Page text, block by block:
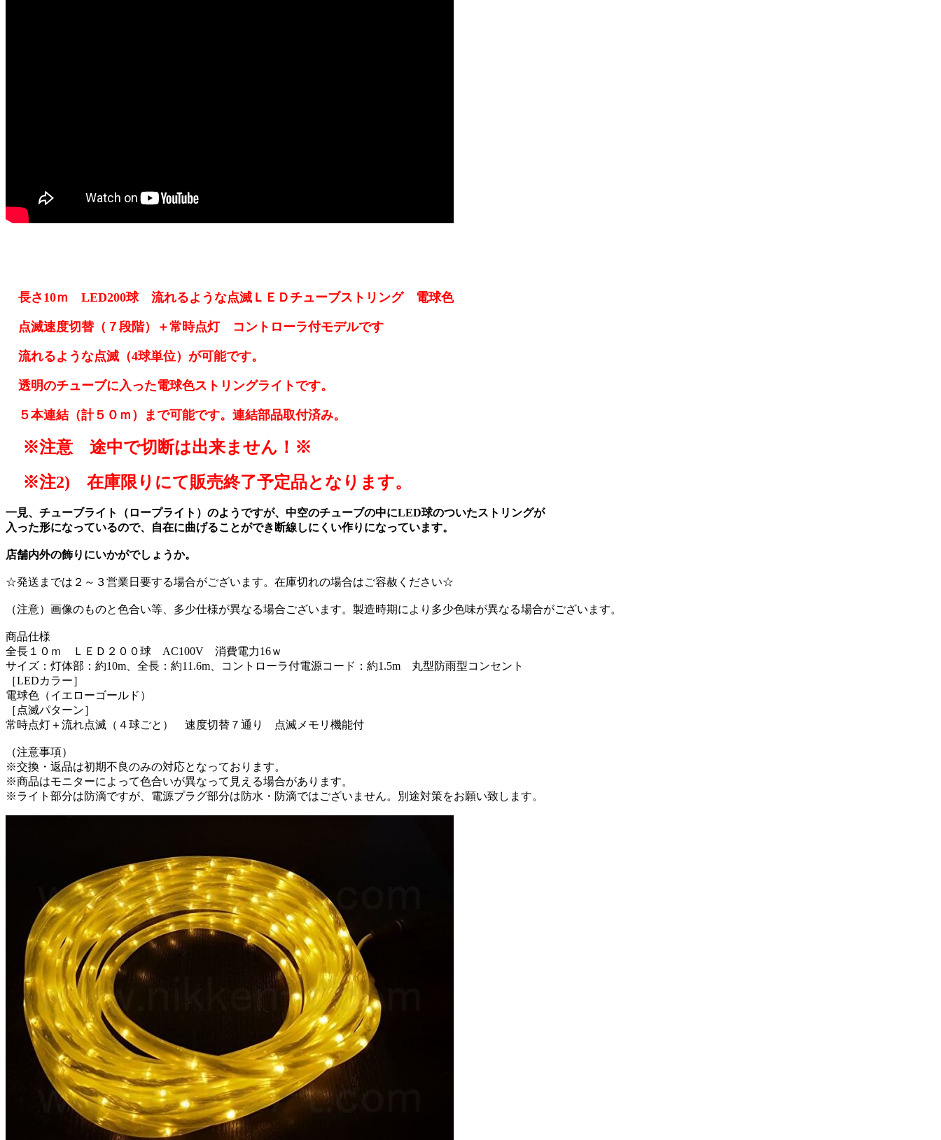
長さ10ｍ LED200球 流れるような点滅ＬＥＤチューブストリング 電球色
点滅速度切替（７段階）＋常時点灯 コントローラ付モデルです
流れるような点滅（4球単位）が可能です。
透明のチューブに入った電球色ストリングライトです。
５本連結（計５０ｍ）まで可能です。連結部品取付済み。
※注意 途中で切断は出来ません！※
※注2) 在庫限りにて販売終了予定品となります。
一見、チューブライト（ロープライト）のようですが、中空のチューブの中にLED球のついたストリングが
入った形になっているので、自在に曲げることができ断線しにくい作りになっています。
店舗内外の飾りにいかがでしょうか。
☆発送までは２～３営業日要する場合がございます。在庫切れの場合はご容赦ください☆
（注意）画像のものと色合い等、多少仕様が異なる場合ございます。製造時期により多少色味が異なる場合がございます。
商品仕様
全長１０ｍ ＬＥＤ２００球 AC100V 消費電力16ｗ
サイズ：灯体部：約10m、全長：約11.6m、コントローラ付電源コード：約1.5m 丸型防雨型コンセント
［LEDカラー］
電球色（イエローゴールド）
［点滅パターン］
常時点灯＋流れ点滅（４球ごと） 速度切替７通り 点滅メモリ機能付
（注意事項）
※交換・返品は初期不良のみの対応となっております。
※商品はモニターによって色合いが異なって見える場合があります。
※ライト部分は防滴ですが、電源プラグ部分は防水・防滴ではございません。別途対策をお願い致します。